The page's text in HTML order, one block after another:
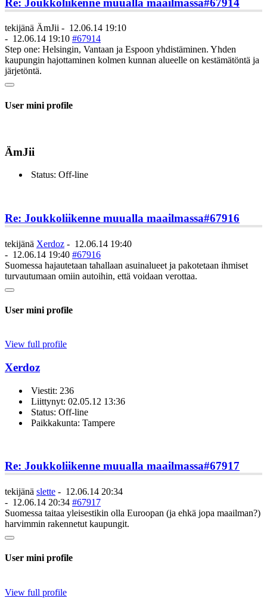
tekijänä ÄmJii - 12.06.14 19:10
- 12.06.14 19:10 #67914
Step one: Helsingin, Vantaan ja Espoon yhdistäminen. Yhden
kaupungin hajottaminen kolmen kunnan alueelle on kestämätöntä ja
järjetöntä.
User mini profile
ÄmJii
Status: Off-line
Re: Joukkoliikenne muualla maailmassa#67916
tekijänä Xerdoz - 12.06.14 19:40
- 12.06.14 19:40 #67916
Suomessa hajautetaan tahallaan asuinalueet ja pakotetaan ihmiset
turvautumaan omiin autoihin, että voidaan verottaa.
User mini profile
View full profile
Xerdoz
Viestit: 236
Liittynyt: 02.05.12 13:36
Status: Off-line
Paikkakunta: Tampere
Re: Joukkoliikenne muualla maailmassa#67917
tekijänä slette - 12.06.14 20:34
- 12.06.14 20:34 #67917
Suomessa taitaa yleisestikin olla Euroopan (ja ehkä jopa maailman?)
harvimmin rakennetut kaupungit.
User mini profile
View full profile